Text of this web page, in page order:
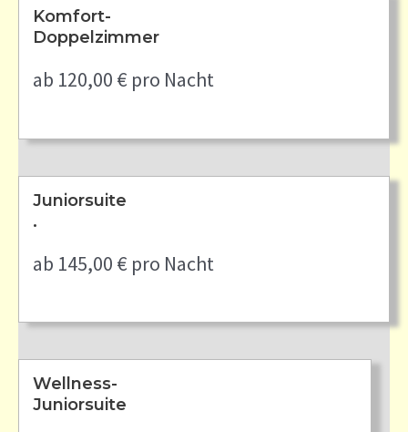
Komfort-
Doppelzimmer
ab 120,00 € pro Nacht
Juniorsuite
.
ab 145,00 € pro Nacht
Wellness-
Juniorsuite